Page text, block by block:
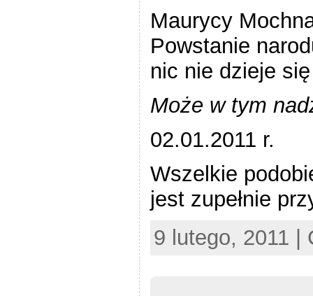
Maurycy
Powstanie
nic nie dzieje
Może w tym
02.01.2011 r.
Wszelkie
jest zupełnie
9 lutego, 2011 |